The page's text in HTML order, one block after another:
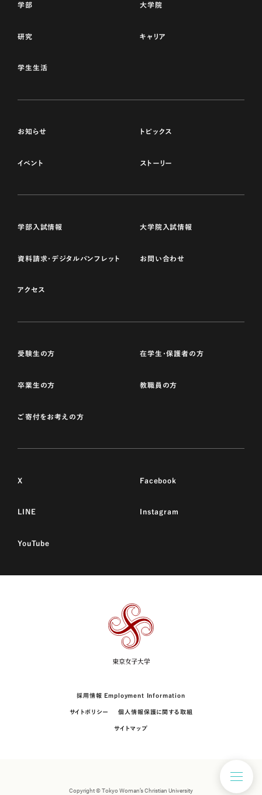
学部 大学院
研究 キャリア
学生生活
お知らせ トピックス
イベント ストーリー
学部入試情報 大学院入試情報
資料請求・デジタルパンフレット お問い合わせ
アクセス
受験生の方 在学生・保護者の方
卒業生の方 教職員の方
ご寄付をお考えの方
X Facebook
LINE Instagram
YouTube
東
採用情報 Employment Information
サイトポリシー 個人情報保護に関する取組
サイトマップ
Copyright © Tokyo Woman’s Christian University